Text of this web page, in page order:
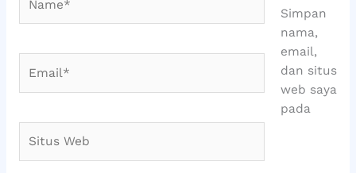
Web
Simpan
nama,
email,
dan situs
web saya
pada